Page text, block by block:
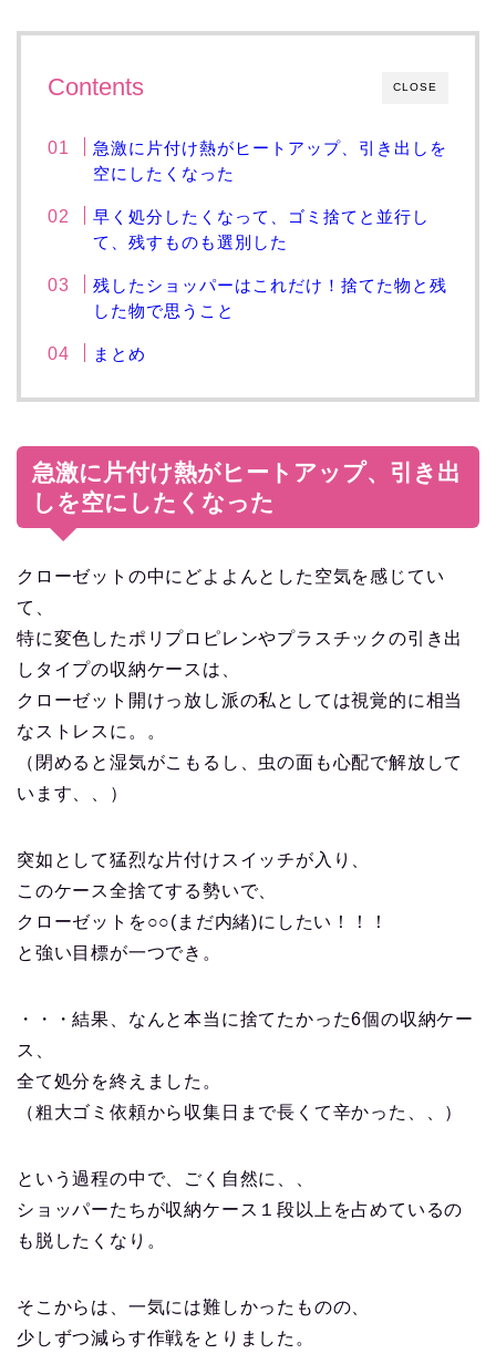
CLOSE
Contents
急激に片付け熱がヒートアップ、引き出しを
空にしたくなった
早く処分したくなって、ゴミ捨てと並行し
て、残すものも選別した
残したショッパーはこれだけ！捨てた物と残
した物で思うこと
まとめ
急激に片付け熱がヒートアップ、引き出
しを空にしたくなった
クローゼットの中にどよよんとした空気を感じてい
て、
特に変色したポリプロピレンやプラスチックの引き出
しタイプの収納ケースは、
クローゼット開けっ放し派の私としては視覚的に相当
なストレスに。。
（閉めると湿気がこもるし、虫の面も心配で解放して
います、、）
突如として猛烈な片付けスイッチが入り、
このケース全捨てする勢いで、
クローゼットを○○(まだ内緒)にしたい！！！
と強い目標が一つでき。
・・・結果、なんと本当に捨てたかった6個の収納ケー
ス、
全て処分を終えました。
（粗大ゴミ依頼から収集日まで長くて辛かった、、）
という過程の中で、ごく自然に、、
ショッパーたちが収納ケース１段以上を占めているの
も脱したくなり。
そこからは、一気には難しかったものの、
少しずつ減らす作戦をとりました。